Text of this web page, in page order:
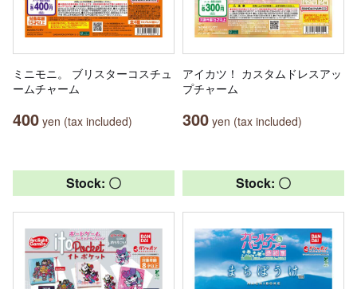
ミニモニ。 ブリスターコスチュ
ームチャーム
400 yen (tax included)
アイカツ！ カスタムドレスアッ
プチャーム
300 yen (tax included)
Stock: 〇 Stock: 〇